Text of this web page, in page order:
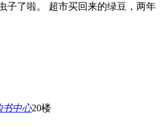
子了啦。 超市买回来的绿豆，两年
书中心20楼